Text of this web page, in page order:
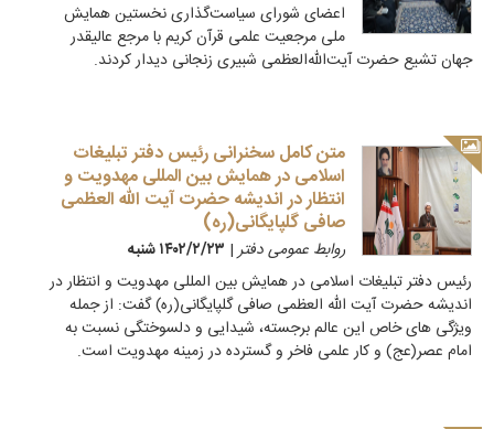
اعضای شورای سیاست‌گذاری نخستین همایش
ملی مرجعیت علمی قرآن کریم با مرجع عالیقدر
جهان تشیع حضرت آیت‌الله‌العظمی شبیری زنجانی دیدار کردند.
متن کامل سخنرانی رئیس دفتر تبلیغات
اسلامی در همایش بین المللی مهدویت و
انتظار در اندیشه حضرت آیت الله العظمی
صافی گلپایگانی(ره)
روابط عمومی دفتر| ۱۴۰۲/۲/۲۳ شنبه
رئیس دفتر تبلیغات اسلامی در همایش بین المللی مهدویت و انتظار در
اندیشه حضرت آیت الله العظمی صافی گلپایگانی(ره) گفت: از جمله
ویژگی های خاص این عالم برجسته، شیدایی و دلسوختگی نسبت به
امام عصر(عج) و کار علمی فاخر و گسترده در زمینه مهدویت است.